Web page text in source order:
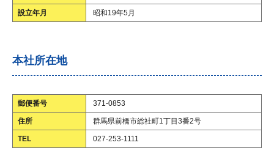
設立年月 昭和19年5月
本社所在地
郵便番号 371-0853
住所 群馬県前橋市総社町1丁目3番2号
TEL 027-253-1111